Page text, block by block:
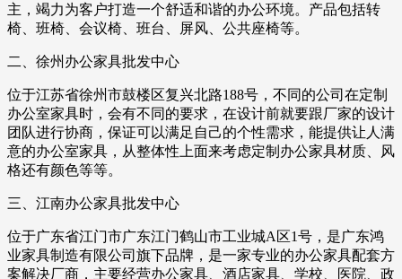
主，竭力为客户打造一个舒适和谐的办公环境。产品包括转
椅、班椅、会议椅、班台、屏风、公共座椅等。
二、徐州办公家具批发中心
位于江苏省徐州市鼓楼区复兴北路188号，不同的公司在定制
办公室家具时，会有不同的要求，在设计前就要跟厂家的设计
团队进行协商，保证可以满足自己的个性需求，能提供让人满
意的办公室家具，从整体性上面来考虑定制办公家具材质、风
格还有颜色等等。
三、江南办公家具批发中心
位于广东省江门市广东江门鹤山市工业城A区1号，是广东鸿
业家具制造有限公司旗下品牌，是一家专业的办公家具配套方
案解决厂商，主要经营办公家具、酒店家具、学校、医院、政